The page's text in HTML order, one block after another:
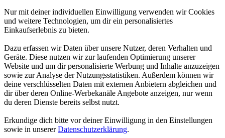
Nur mit deiner individuellen Einwilligung verwenden wir Cookies
und weitere Technologien, um dir ein personalisiertes
Einkaufserlebnis zu bieten.
Dazu erfassen wir Daten über unsere Nutzer, deren Verhalten und
Geräte. Diese nutzen wir zur laufenden Optimierung unserer
Website und um dir personalisierte Werbung und Inhalte anzuzeigen
sowie zur Analyse der Nutzungsstatistiken. Außerdem können wir
deine verschlüsselten Daten mit externen Anbietern abgleichen und
dir über deren Online-Werbekanäle Angebote anzeigen, nur wenn
du deren Dienste bereits selbst nutzt.
Erkundige dich bitte vor deiner Einwilligung in den Einstellungen
sowie in unsererDatenschutzerklärung.